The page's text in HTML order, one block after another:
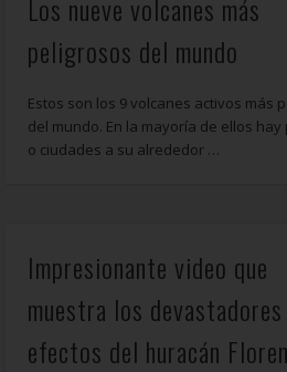
Los nueve volcanes más
peligrosos del mundo
Estos son los 9 volcanes activos más
del mundo. En la mayoría de ellos hay
o ciudades a su alrededor …
Impresionante video que
muestra los devastadores
efectos del huracán